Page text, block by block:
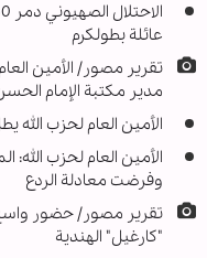
عائلة بطولكرم
تقرير مصور/ الأمين
مدير مكتبة الإمام
الأمين العام لحزب الله
الأمين العام لحزب
وفرضت معادلة الردع
تقرير مصور/ حضور
"كارغيل" الهندية